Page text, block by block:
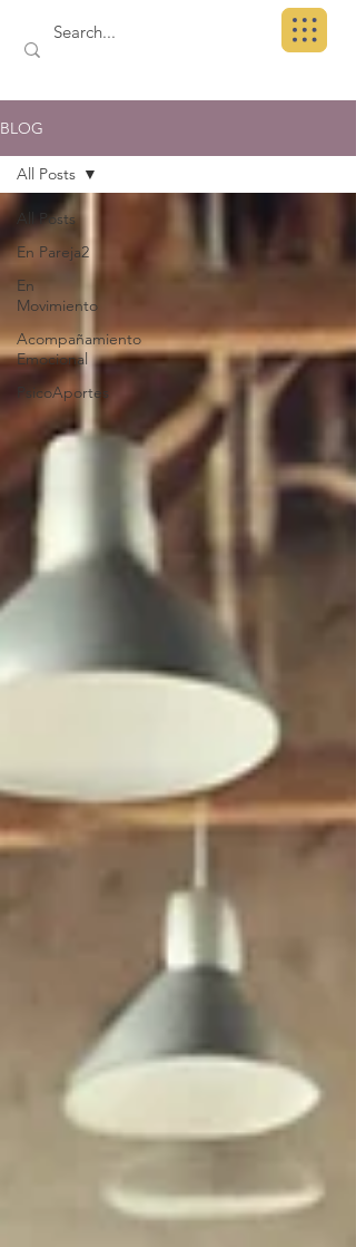
BLOG
All Posts
En Pareja2
En
Movimiento
Acompañamiento
Emocional
PsicoAportes
All Posts